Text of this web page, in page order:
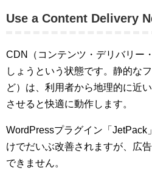
Use a Content Delivery
CDN（コンテンツ・デリバリー
しょうという状態です。静的な
ど）は、利用者から地理的に近
させると快適に動作します。
WordPressプラグイン「JetPack
けでだいぶ改善されますが、広
できません。